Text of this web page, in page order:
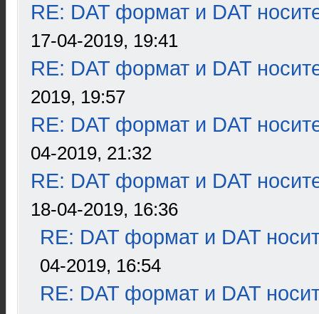
RE: DAT формат и DAT
17-04-2019, 19:41
RE: DAT формат и DAT
2019, 19:57
RE: DAT формат и DAT
04-2019, 21:32
RE: DAT формат и DAT
18-04-2019, 16:36
RE: DAT формат и DAT
04-2019, 16:54
RE: DAT формат и DAT